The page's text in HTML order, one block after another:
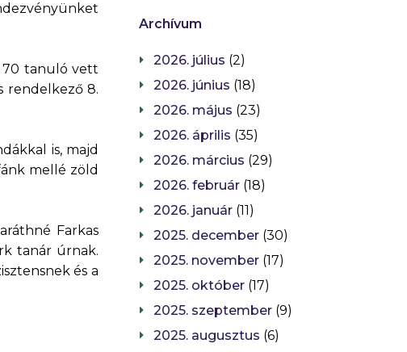
70 tanuló vett
rendelkező 8.
is, majd
mellé zöld
Farkas
tanár úrnak.
és a
Archívum
2026. július (2)
2026. június (18)
2026. május (23)
2026. április (35)
2026. március (29)
2026. február (18)
2026. január (11)
2025. december (30)
2025. november (17)
2025. október (17)
2025. szeptember (9)
2025. augusztus (6)